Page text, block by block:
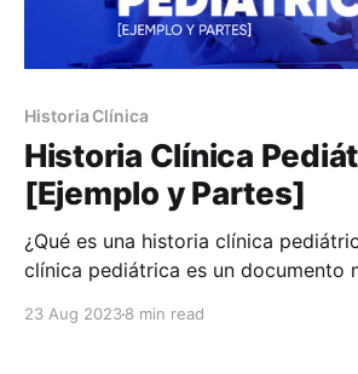
Historia Clínica
Historia Clínica
[Ejemplo y Partes]
¿Qué es una historia clínica pediátrica? La
clínica pediátrica es un documento
la salud y desarrollo de un niño. Este documento se
23 Aug 20238 min read